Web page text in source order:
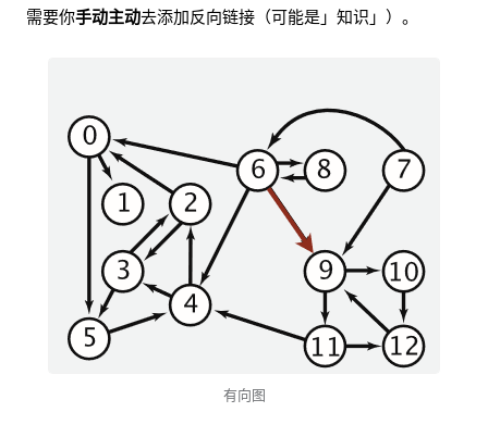
需要你手动主动去添加反向链接（可能是」知识」）。
有向图